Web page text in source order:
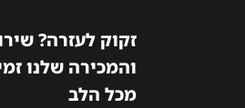
זקוק לעזרה?
והמכירה שלנו
מכל הלב